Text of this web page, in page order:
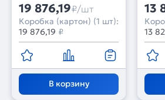
19 876,19₽/шт
Коробка (картон) (1 шт):
19 876,19 ₽
В корзину
13
13